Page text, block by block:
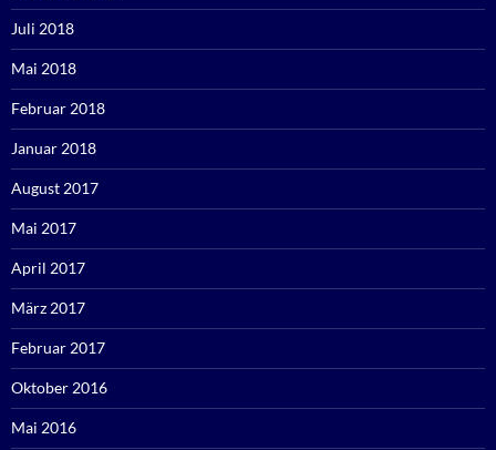
Juli 2018
Mai 2018
Februar 2018
Januar 2018
August 2017
Mai 2017
April 2017
März 2017
Februar 2017
Oktober 2016
Mai 2016